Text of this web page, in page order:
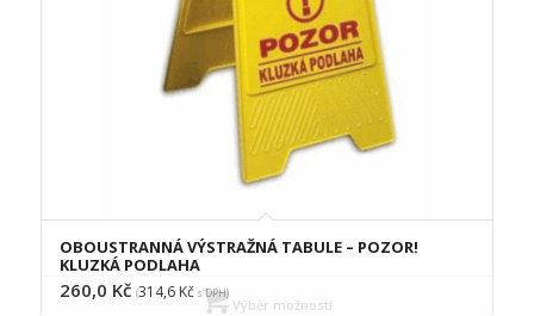
OBOUSTRANNÁ VÝSTRAŽNÁ TABULE – POZOR!
KLUZKÁ PODLAHA
260,0 Kč (314,6Kčs DPH)
Výběr možností